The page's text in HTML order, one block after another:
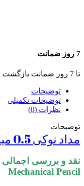
7 روز ضمانت
تا 7 روز ضمانت بازگشت وجه
توضیحات
توضیحات تکمیلی
نظرات (0)
توضیحات
مداد نوکی 0.5 میلی متری استدلر
Mechanical Pencil